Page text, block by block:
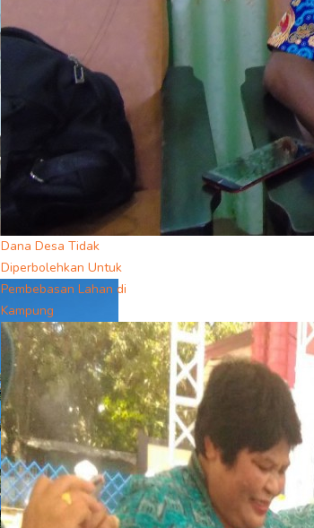
Dana Desa Tidak
Diperbolehkan Untuk
Pembebasan Lahan di
Kampung